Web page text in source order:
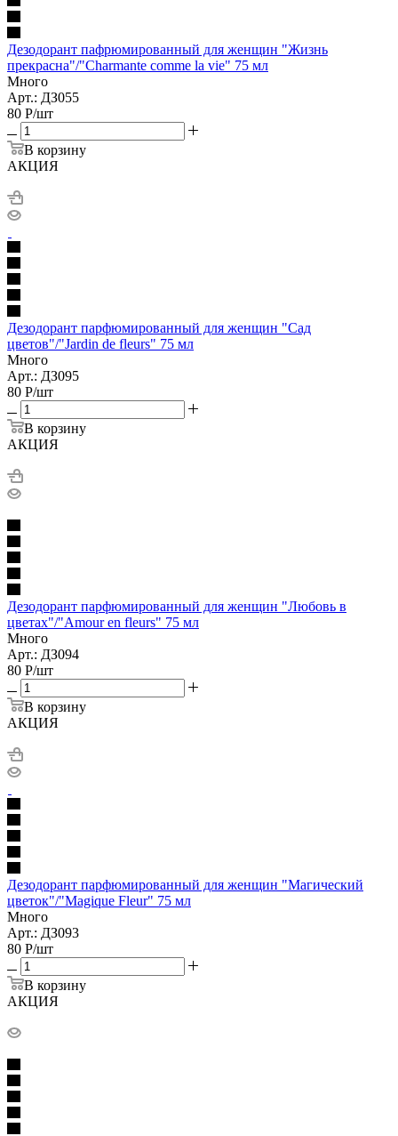
Дезодорант пафрюмированный для женщин "Жизнь
прекрасна"/"Charmante comme la vie" 75 мл
Много
Арт.: ДЗ055
80 Р/шт
В корзину
АКЦИЯ
Дезодорант парфюмированный для женщин "Сад
цветов"/"Jardin de fleurs" 75 мл
Много
Арт.: ДЗ095
80 Р/шт
В корзину
АКЦИЯ
Дезодорант парфюмированный для женщин "Любовь в
цветах"/"Amour en fleurs" 75 мл
Много
Арт.: ДЗ094
80 Р/шт
В корзину
АКЦИЯ
Дезодорант парфюмированный для женщин "Магический
цветок"/"Magique Fleur" 75 мл
Много
Арт.: ДЗ093
80 Р/шт
В корзину
АКЦИЯ